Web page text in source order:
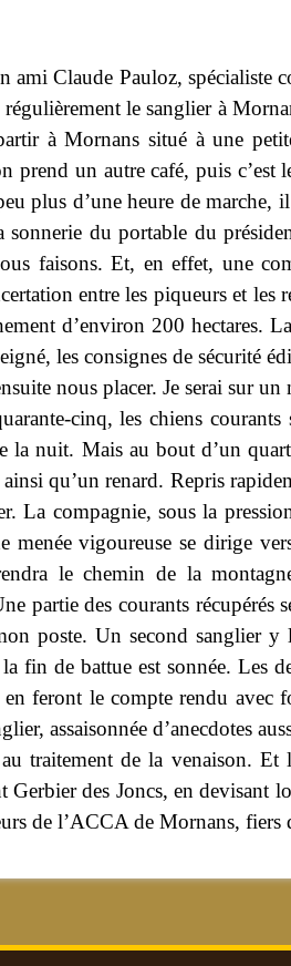
ami Claude Pauloz, spécialiste
le sanglier à
à Mornans situé à une
prend un autre café, puis
plus d’une heure de
du portable du
faisons. Et, en effet, une
entre les piqueurs et les
d’environ 200 hectares.
les consignes de sécurité
nous placer. Je serai sur
cinq, les chiens
la nuit. Mais au bout d’un
qu’un renard. Repris
La compagnie, sous la
menée vigoureuse se dirige
le chemin de la
partie des courants récupérés
poste. Un second sanglier y
fin de battue est sonnée. Les
en feront le compte rendu avec
assaisonnée d’anecdotes
au traitement de la venaison.
des Joncs, en
de l’ACCA de Mornans,